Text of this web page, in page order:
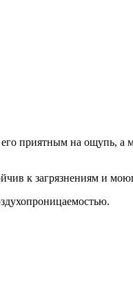
приятным на ощупь, а
к загрязнениям и